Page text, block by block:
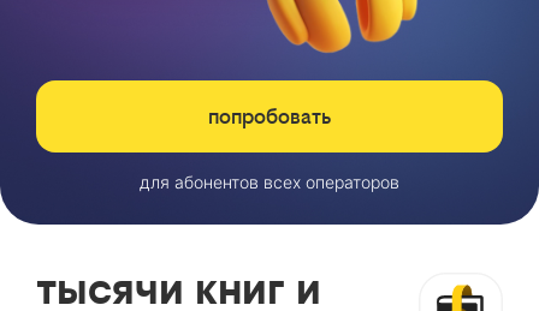
попробовать
для абонентов всех операторов
тысячи книг и